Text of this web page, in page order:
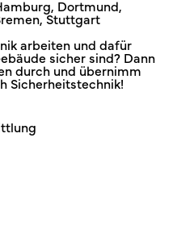
Dortmund,
Stuttgart
arbeiten und dafür
sicher sind? Dann
durch und übernimm
Sicherheitstechnik!